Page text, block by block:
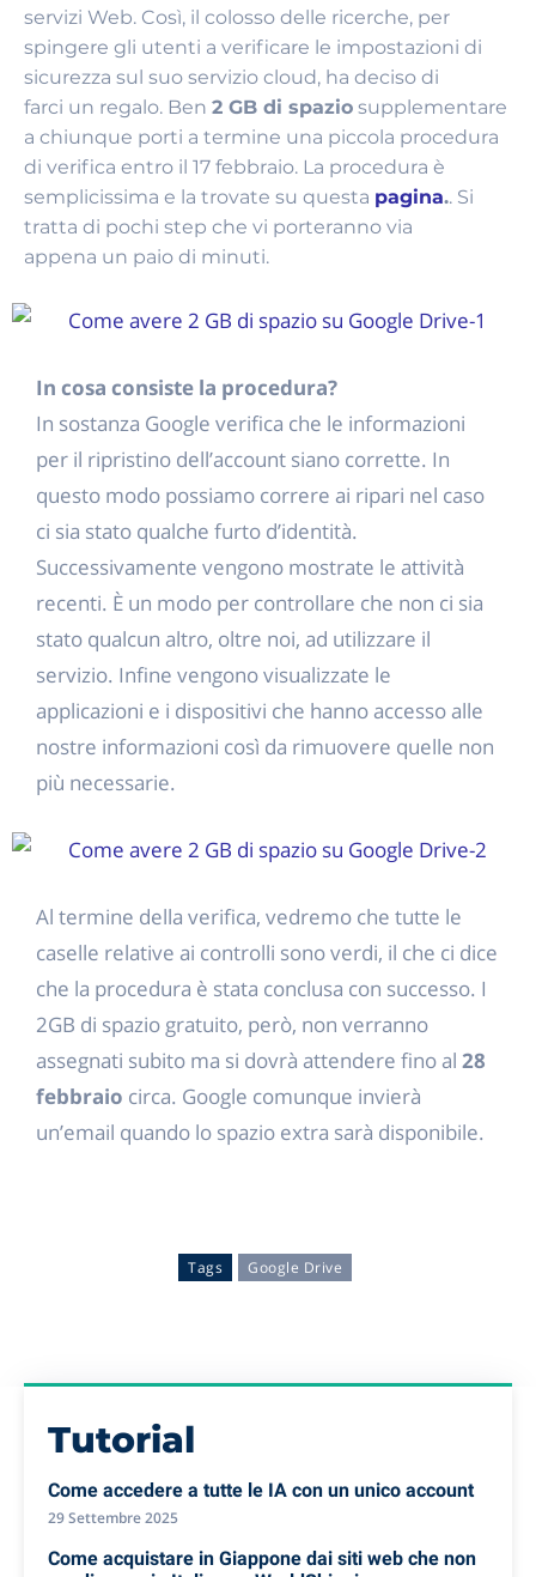
servizi Web. Così, il colosso delle ricerche, per
spingere gli utenti a verificare le impostazioni di
sicurezza sul suo servizio cloud, ha deciso di
farci un regalo. Ben 2 GB di spazio supplementare
a chiunque porti a termine una piccola procedura
di verifica entro il 17 febbraio. La procedura è
semplicissima e la trovate su questa pagina.. Si
tratta di pochi step che vi porteranno via
appena un paio di minuti.
In cosa consiste la procedura?
In sostanza Google verifica che le informazioni
per il ripristino dell’account siano corrette. In
questo modo possiamo correre ai ripari nel caso
ci sia stato qualche furto d’identità.
Successivamente vengono mostrate le attività
recenti. È un modo per controllare che non ci sia
stato qualcun altro, oltre noi, ad utilizzare il
servizio. Infine vengono visualizzate le
applicazioni e i dispositivi che hanno accesso alle
nostre informazioni così da rimuovere quelle non
più necessarie.
Al termine della verifica, vedremo che tutte le
caselle relative ai controlli sono verdi, il che ci dice
che la procedura è stata conclusa con successo. I
2GB di spazio gratuito, però, non verranno
assegnati subito ma si dovrà attendere fino al 28
febbraio circa. Google comunque invierà
un’email quando lo spazio extra sarà disponibile.
Tags Google Drive
Tutorial
Come accedere a tutte le IA con un unico account
29 Settembre 2025
Come acquistare in Giappone dai siti web che non